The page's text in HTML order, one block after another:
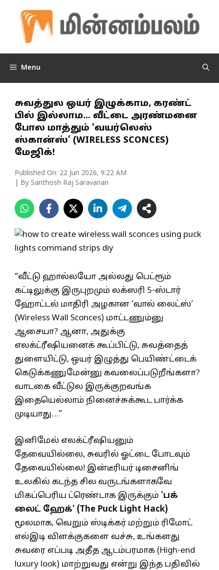
content
Menu
சுவத்துல ஒயர் இழுக்காம, கரண்ட்
பில் இல்லாம… வீட்டை அரண்மனை
போல மாத்தும் ‘வயர்லெஸ்
ஸ்கான்ஸ்’ (WIRELESS SCONCES)
மேஜிக்!
Published On: 22 Jun 2026, 9:22 AM
| By Santhosh Raj Saravanan
“வீட்டு ஹால்லயோ அல்லது பெட்ரூம்
கட்டிலுக்கு இருபுறமும் லக்ஸரி 5-ஸ்டார்
ஹோட்டல் மாதிரி அழகான ‘வால் லைட்ஸ்’
(Wireless Wall Sconces) மாட்டணும்னு
ஆசையா? ஆனா, அதுக்கு
எலக்ட்ரீஷியனைக் கூப்பிட்டு, சுவத்தைத்
துளையிட்டு, ஒயர் இழுத்து பெயிண்ட்டைக்
கெடுக்கணுமேன்னு கவலைப்படுறீங்களா?
வாடகை வீட்டுல இருக்குறவங்க
இதையெல்லாம் நினைச்சுக்கூட பார்க்க
முடியாது…”
இனிமேல் எலக்ட்ரீஷியனும்
தேவையில்லை, சுவரில் ஓட்டை போடவும்
தேவையில்லை! இன்டீரியர் டிசைனிங்
உலகில் கடந்த சில வருடங்களாகவே
மிகப்பெரிய ட்ரெண்டாக இருக்கும் ‘பக்
லைட் ஹேக்‘ (The Puck Light Hack)
மூலமாக, வெறும் ஸ்டிக்கர் மற்றும் ரிமோட்
எல்இடி விளக்குகளை வச்சு, உங்களது
சுவரை எப்படி அதீத ஆடம்பரமாக (High-end
luxury look) மாற்றுவது என்று இந்த பதிவில்